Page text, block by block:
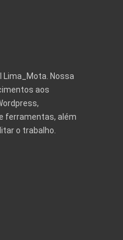
Nossa
aos
ferramentas, além
o trabalho.